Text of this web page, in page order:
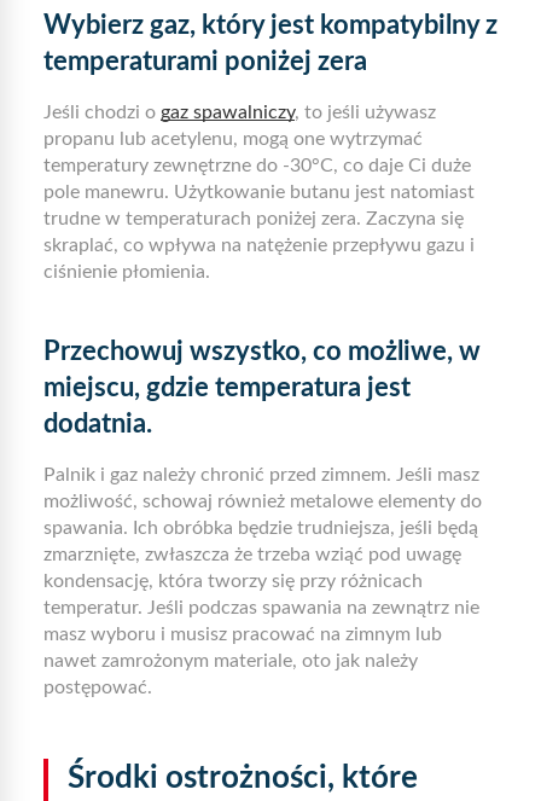
Wybierz gaz, który jest kompatybilny z
temperaturami poniżej zera
Jeśli chodzi o gaz spawalniczy, to jeśli używasz
propanu lub acetylenu, mogą one wytrzymać
temperatury zewnętrzne do -30°C, co daje Ci duże
pole manewru. Użytkowanie butanu jest natomiast
trudne w temperaturach poniżej zera. Zaczyna się
skraplać, co wpływa na natężenie przepływu gazu i
ciśnienie płomienia.
Przechowuj wszystko, co możliwe, w
miejscu, gdzie temperatura jest
dodatnia.
Palnik i gaz należy chronić przed zimnem. Jeśli masz
możliwość, schowaj również metalowe elementy do
spawania. Ich obróbka będzie trudniejsza, jeśli będą
zmarznięte, zwłaszcza że trzeba wziąć pod uwagę
kondensację, która tworzy się przy różnicach
temperatur. Jeśli podczas spawania na zewnątrz nie
masz wyboru i musisz pracować na zimnym lub
nawet zamrożonym materiale, oto jak należy
postępować.
Środki ostrożności, które